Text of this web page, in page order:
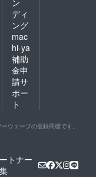
ディ
ング
mac
hi-ya
補助
金申
請サ
ポー
ト
ウェーブの登録商標です。
トナー